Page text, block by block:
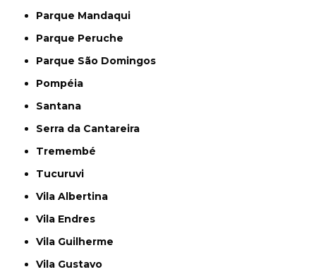
Parque Mandaqui
Parque Peruche
Parque São Domingos
Pompéia
Santana
Serra da Cantareira
Tremembé
Tucuruvi
Vila Albertina
Vila Endres
Vila Guilherme
Vila Gustavo